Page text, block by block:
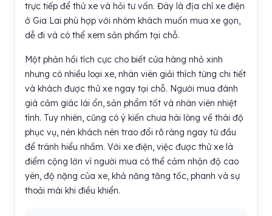
trực tiếp để thử xe và hỏi tư vấn. Đây là địa chỉ xe điện
ở Gia Lai phù hợp với nhóm khách muốn mua xe gọn,
dễ đi và có thể xem sản phẩm tại chỗ.
Một phản hồi tích cực cho biết cửa hàng nhỏ xinh
nhưng có nhiều loại xe, nhân viên giải thích từng chi tiết
và khách được thử xe ngay tại chỗ. Người mua đánh
giá cảm giác lái ổn, sản phẩm tốt và nhân viên nhiệt
tình. Tuy nhiên, cũng có ý kiến chưa hài lòng về thái độ
phục vụ, nên khách nên trao đổi rõ ràng ngay từ đầu
để tránh hiểu nhầm. Với xe điện, việc được thử xe là
điểm cộng lớn vì người mua có thể cảm nhận độ cao
yên, độ nặng của xe, khả năng tăng tốc, phanh và sự
thoải mái khi điều khiển.